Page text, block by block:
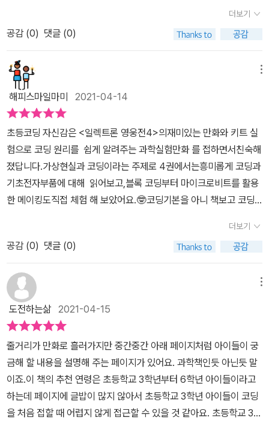
있는 상황이 제시되고 있으니 아들들은 이 키트 활용이 얼마나 하고
싶었을까요?!우선 간단한 코딩으로 아이들 스스로 해보고~몇장 넘기
면 바로 자세한 코딩 내용과 기울기 센서(자이로센서)라는것에 대한
설명도 덧붙여져 있습니다.그냥 눈으로 읽고 마는것이 아니라 직접
손으로 조작해서 코딩하고 실험 해보면 이보다 더 귀한 배움이 어디
있을까 하네요.필요한 코딩 블록을 아주 친절히 설명해주고 있습니
다.코딩도 배우고, 전자부품도 배우고~ 흥미로움이 UP!UP!이렇게
지진계만들기까지만 보여줘도 만족스러운데,여기서 한 발 더 나아가
지요!바로 지진을 기록하는 지진계와 지진은 왜 생길까요? 라는 질문
과 함께 설명을 해주고 있습니다.지진계 과학시간에 배우면서 P파 S
파 그냥 마르고 닳도록 암기하던 내용인데 이렇게 연계된 학습을 하
다보면 자연스럽게 습득되어지는 부분이란 생각이 들었습니다.다음
지요. 순서도를 바르게 맞추자 또 다른 보물상자가 나타나게 됩니다.
힘이 절대적으로 필요했습니다.그 로봇또한 움직임을 설정하는것이
코딩이라는 사실을 그리고 역시 코딩을 실제로 해서 동작하는 로봇팔
을 만들수 있게 책이 안내하고 있습니다.역시 거기서 그치지 않고 로
봇이 우리 생활에 미치는 영향을 소개해주고 있습니다. 또한 로봇의
종류까지도 안내하고 있어요. 저희집 어린이는 생명과학쪽에만 관심
이 있고 나머지 과학은 깜깜이 거든요. 그런데 이런 중간중간의 내용
들이 아이에게 흥미를 유발 할 수 있을것 같은 기분 좋은 예감입니다.
특히 어려워보이는 코딩이나 실험은 QR코드를 통해 정욱쌤TV (유
큐브채널)로 연결되어 있어 자세하고 제대로 배울 수 있답니다!저는,
입력하는 코딩이다.이렇게 코딩은 전자기기와 떼려야 뗄 수 없는 관
계라는 걸 일렉트론 영웅전 을 읽으면자연스럽게 알 수 있겠다.좋아
지 않게 이해가 되니아이들이 푹 빠질만도 하네.우리 생활을 편리하
게 해 주는 로봇 외에도 미래에는 더 다양한 로봇이 등장하겠지.과거
에 우리가 상상만 했던 일들이 현실이 되는 그런 시대가 점점 가까워
지고 있다는 이야기겠다.드디어 발견한 보물상자.그 안에 든 고글과
장갑으로 가상 현실을 경험하게 된 이들은 과연 숨어있는 비밀을 찾
을 수 있을까.스크래치 3.0 프로그램을 이용해 코딩을 직접 실행 해
볼 수 있는 팁을 알려주었다.다양한 기능을 활용해 움직임이 가능한
디지털 게임도 직접 만들어보면코딩의 매력에 더 푹 빠지겠는 걸.가
상 현실 속 게임은 레드와 마이트의 협동 활약이 눈부셨다.레드가 가
할 수 있도록모두 기지 건설에 힘을 보탰다.우리가 혼자서는 살아갈
수 없듯이일렉트론 영웅전 속 친구들도 각자의 자리에서 서로 도우며
위기를 헤쳐나가는 모습이 꽤 감동적이었다.이런 건 재미나게 읽는
우리 초4도 느끼리라 믿는다.드디어 게임을 클리어 했는데 와! 가상
현실에서 조종했던 비행선이 나타났다.이건 또 무슨 의미인 걸까?궁
금하면 다음 5권을 또 오매불망 기다리고 있으라는 의미겠지?흥미유
발! 오감만족! 핵심정리!그 중 우리 초4가 제일 좋아하는 건 역시 전
자 회로 실험 키트 체험하기.직접 전자 부품을 연결해 실험을 해보았
던 일렉트론 영웅전 1권의 실습용 키트를 다시 꺼내왔다.그러면서 왜
4권에서는 키트가 없나며 구시렁구시렁.조만간 실습팩이나 확장팩
을 추가로 주문해야 할 듯.기초 전자과학을 초등생도 쉽게 체험하며
알아가는 일렉트론 영웅전.초등생이 알아두면 좋을 코딩을 과학의 원
과연 무엇일까요?코딩은 전자기기와 떼려야 뗄 수 없는 관계라고 해
요.전기가 어떤 방식으로 흐르고어떻게 제어가 되는지 알면 한층 쉽
게 이해할 수가 있다니 더욱 기대가 되더라구요.다행히이 도서는 초
등 과학 교과연계로 그 동안에 궁금했던 이야기들을 쉽게 풀어볼 수
있는 계기가 될 것 같아요. 만화를 읽기만 해도 코딩의 원리가 쏙쏙4
권에서는 초소형 컴퓨터인 마이크로비트와 블록 코딩 언어인 스크래
치를 활용해서지진계, 로봇 팔, 슈팅게임 등을 만들며 코딩과 한 걸음
더 가까워질 수 있도록 안내한 책이라고 하니등장인물들과 어떤 흥미
진진한 이야기들이 펼쳐질지 .... 괴물들의 공격이 사라진 행성을 둘
러 보다 보물 상자를 발견한 레드 일행상자 안에 있는 VR 고글과 장
갑을 착용한 순간가상의 공간으로 들어가게 된다.그리고 이 가상의
공간에서 비행선 게임을 하게 됩니다.지진을 감지하는 마이크로비트
얼마전에도 일본에 큰 지진이 일어났죠.요즘 뉴스에서도 우리나라 포
항에서 지진이 일어나 많은 피해를 봤는데이 학습만화를 보니 왠만큼
직 어려워하는 것 같아요.요즘 흔하게 아니 자주 보며 익숙한 로봇들
이죠.로봇이라고 하면 장난감이 전부인데 손가락을 하나하나 정교하
게 움직일 수 있는 로봇이며불을 끄는 로봇, 심리치료를 위한 로봇들
이 있다는 것을 새삼 되새겨보는 시간을 가질 수 있었네요.주인공들
이 과연 이 많은 숫자들의 비밀을 어떻게 풀지??궁금증만 더해갑니
다.가상현실??사실 가상현실은 과학관에 가면 꼭 체험을 하는데아이
들이 정말 좋아하죠.정말 안경처럼 착용만 했을 뿐인데 완전 다른 세
상....전자 회로 실험 키트 소개가 되어있어요.4권을 너무 늦게 알게
되어 실험을 해보지 못한 게 너무 아쉬워하더라구요.과학은 그저 딱
더보기
공감 (0) 댓글 (0)
해피스마일마미 2021-04-14
초등코딩 자신감은 <일렉트론 영웅전4>의재미있는 만화와 키트 실
험으로 코딩 원리를 쉽게 알려주는 과학실험만화 를 접하면서친숙해
졌답니다.​가상현실과 코딩이라는 주제로 4권에서는흥미롭게 코딩과
기초전자부품에 대해 읽어보고,블록 코딩부터 마이크로비트를 활용
한 메이킹도직접 체험 해 보았어요.🤓​코딩기본을 아니 책보고 코딩
등학생들이 알아두면 좋은 기초과학상식,코딩상식을 쉽고 재미있게
체험 해 볼 수도 있어서,일렉트론영웅전 활용해서코딩체험하는 재미
도 있고,직접코딩을 하면서 다양하게 생각해봐야하니,창의력도 생기
는것 같다며..🌟벌써 다음 시리즈가 기대 된다고 합니다.🤩깊이 있게
빠져드는 순간, 다시금 5 권을 기다려야해서좀 아쉽다고요.​같이 책
읽던 초등저학년 아이는교육과심리치료해주는 로봇에 관심을 보이며
오빠와 함께 흥미롭고, 재미있게 책 읽었어요.미리 1권부터 읽어 본
아이들이초딩코딩교육책 으로 처음 코딩접 하는친구들에게 추천해주
고 싶다네요.💌​✔만화를 읽기만 해도 코딩의 원리가 쏙쏙!!✔아이들
이 보다 쉽게 재미있게 기초전자과학을 배울 수있도록 구성 되었어
요!!​무궁무진한 4차산업혁명 시대에 꼭 필요한 창의력과 문제해결능
력은 어렵지 않은 코딩책 <일렉트론 영웅전 4권>과 준비해보세요🤗​
더보기
공감 (0) 댓글 (0)
도전하는삶2021-04-15
줄거리가 만화로 흘러가지만 중간중간 아래 페이지처럼 아이들이 궁
금해 할 내용을 설명해 주는 페이지가 있어요. 과학책인듯 아닌듯 말
이죠.이 책의 추천 연령은 초등학교 3학년부터 6학년 아이들이라고
하는데 페이지에 글밥이 많지 않아서 초등학교 3학년 아이들이 코딩
을 처음 접할 때 어렵지 않게 접근할 수 있을 것 같아요. 초등학교 3학